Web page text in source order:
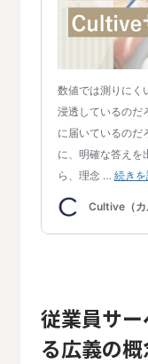
従業員サ
る広義の